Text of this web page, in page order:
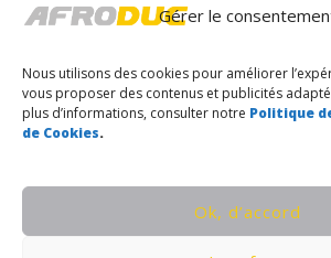
Gérer le
Nous utilisons des cookies pour améliorer
vous proposer des contenus et publicités
plus d’informations, consulter notre Politique
de Cookies.
Ok, d’accord
Innoss’B – Avertissement (Clip Officiel)
Sins – Plus Que Toi (Lyrics)
Guerta – Jeux d’enfants (Lyrics)
Sessimè ambassadrice d’AFG Assurances !
© Copyrights Afroduc | Tous